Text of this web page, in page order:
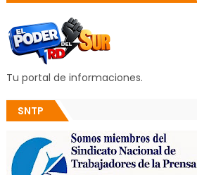
Tu portal de informaciones.
SNTP